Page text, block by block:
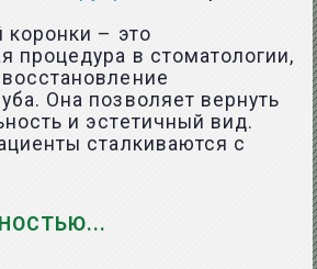
коронки – это
процедура в стоматологии,
Она позволяет вернуть
и эстетичный вид.
сталкиваются с